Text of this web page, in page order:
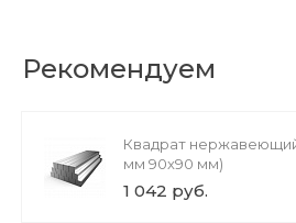
Рекомендуем
Квадрат
мм 90x90 мм)
1 042 руб.